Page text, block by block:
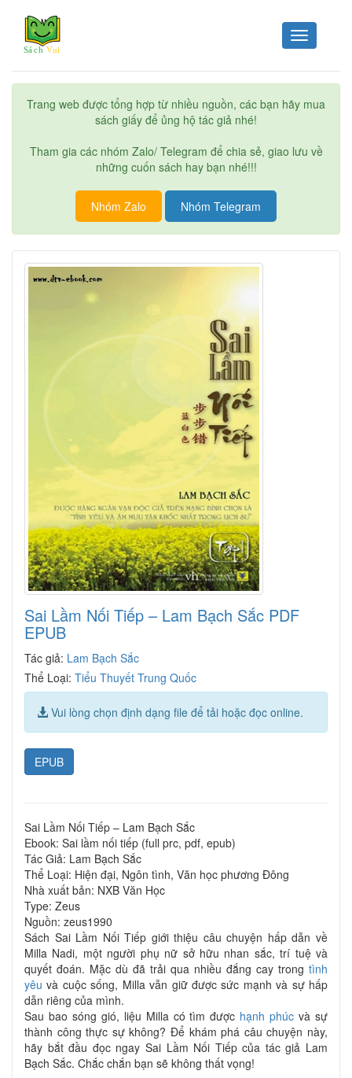
Toggle
navigation
Trang web được tổng hợp từ nhiều nguồn, các bạn hãy mua
sách giấy để ủng hộ tác giả nhé!
Tham gia các nhóm Zalo/ Telegram để chia sẻ, giao lưu về
những cuốn sách hay bạn nhé!!!
Nhóm Zalo Nhóm Telegram
Sai Lầm Nối Tiếp – Lam Bạch Sắc PDF
EPUB
Tác giả: Lam Bạch Sắc
Thể Loại: Tiểu Thuyết Trung Quốc
Vui lòng chọn định dạng file để tải hoặc đọc online.
EPUB
Sai Lầm Nối Tiếp – Lam Bạch Sắc
Ebook: Sai lầm nối tiếp (full prc, pdf, epub)
Tác Giả: Lam Bạch Sắc
Thể Loại: Hiện đại, Ngôn tình, Văn học phương Đông
Nhà xuất bản: NXB Văn Học
Type: Zeus
Nguồn: zeus1990
Sách Sai Lầm Nối Tiếp giới thiệu câu chuyện hấp dẫn về
Milla Nadi, một người phụ nữ sở hữu nhan sắc, trí tuệ và
quyết đoán. Mặc dù đã trải qua nhiều đắng cay trong tình
yêu và cuộc sống, Milla vẫn giữ được sức mạnh và sự hấp
dẫn riêng của mình.
Sau bao sóng gió, liệu Milla có tìm được hạnh phúc và sự
thành công thực sự không? Để khám phá câu chuyện này,
hãy bắt đầu đọc ngay Sai Lầm Nối Tiếp của tác giả Lam
Bạch Sắc. Chắc chắn bạn sẽ không thất vọng!